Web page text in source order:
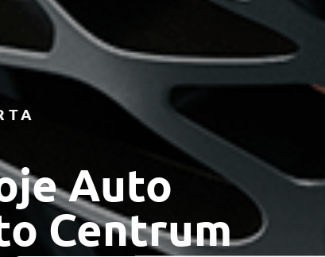
Auto
Centrum